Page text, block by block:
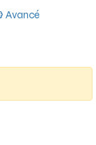
Avancé